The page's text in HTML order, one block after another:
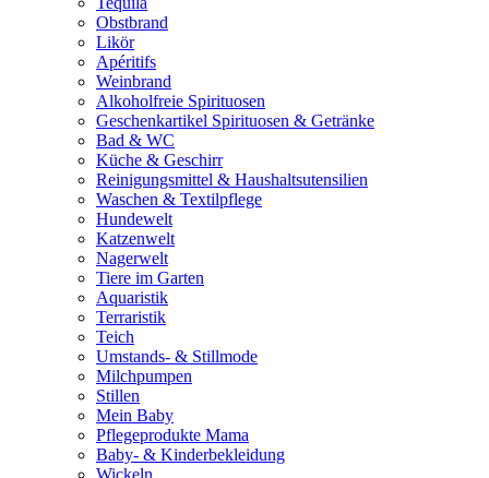
Obstbrand
Likör
Apéritifs
Weinbrand
Alkoholfreie Spirituosen
Geschenkartikel Spirituosen & Getränke
Bad & WC
Küche & Geschirr
Reinigungsmittel & Haushaltsutensilien
Waschen & Textilpflege
Hundewelt
Katzenwelt
Nagerwelt
Tiere im Garten
Aquaristik
Terraristik
Teich
Umstands- & Stillmode
Milchpumpen
Stillen
Mein Baby
Pflegeprodukte Mama
Baby- & Kinderbekleidung
Wickeln